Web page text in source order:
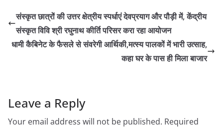
संस्कृत छात्रों की उत्तर क्षेत्रीय स्पर्धाएं देवप्रयाग और पौड़ी में, केंद्रीय
संस्कृत विवि श्री रघुनाथ कीर्ति परिसर करा रहा आयोजन
धामी कैबिनेट के फैसले से संवरेगी आर्थिकी,मत्स्य पालकों में भारी उत्साह,
कहा घर के पास ही मिला बाजार
Leave a Reply
Your email address will not be published. Required